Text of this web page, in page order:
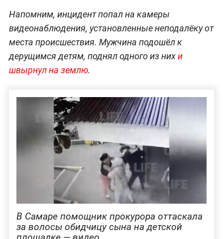
Напомним, инцидент попал на камеры
видеонаблюдения, установленные неподалёку от
места происшествия. Мужчина подошёл к
дерущимся детям, поднял одного из нихи
швырнул на землю.
В Самаре помощник прокурора оттаскала
за волосы обидчицу сына на детской